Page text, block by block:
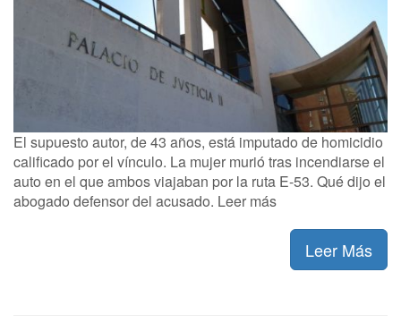
El supuesto autor, de 43 años, está imputado de homicidio
calificado por el vínculo. La mujer murió tras incendiarse el
auto en el que ambos viajaban por la ruta E-53. Qué dijo el
abogado defensor del acusado. Leer más
Leer Más